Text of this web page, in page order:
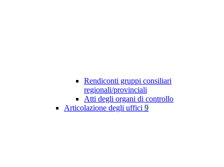
Rendiconti gruppi consiliari
regionali/provinciali
Atti degli organi di controllo
Articolazione degli uffici 9